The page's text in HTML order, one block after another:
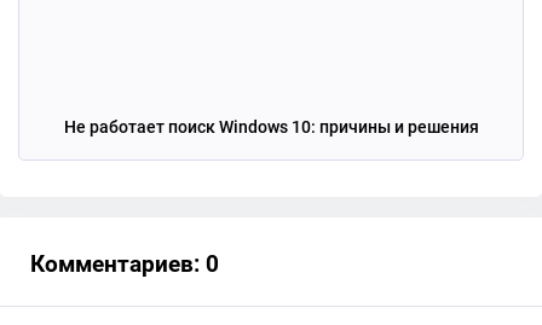
Не работает поиск Windows 10: причины и решения
Комментариев: 0